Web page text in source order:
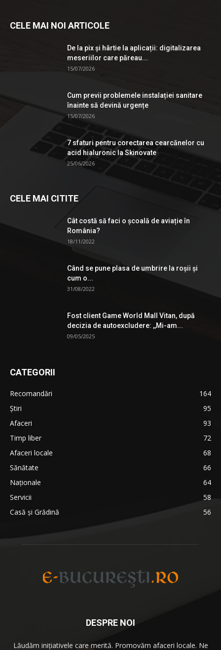
CELE MAI NOI ARTICOLE
De la pix şi hârtie la aplicații: digitalizarea
meseriilor care păreau...
15/07/2026
Cum previi problemele instalației sanitare
înainte să devină urgențe
15/07/2026
7 sfaturi pentru corectarea cearcănelor cu
acid hialuronic la Skinovate
25/06/2026
CELE MAI CITITE
Cât costă să faci o școală de aviație în
România?
18/11/2022
Când se pune plasa de umbrire la roşii şi
cum o...
31/08/2022
Fost client Game World Mall Vitan, după
decizia de autoexcludere: ,,Mi-am...
09/05/2025
CATEGORII
Recomandări
164
Știri
95
Afaceri
93
Timp liber
72
Afaceri locale
68
Sănătate
66
Naționale
64
Servicii
58
Casă și Grădină
56
DESPRE NOI
Lăudăm iniţiativele care merită. Promovăm afaceri locale. Ne